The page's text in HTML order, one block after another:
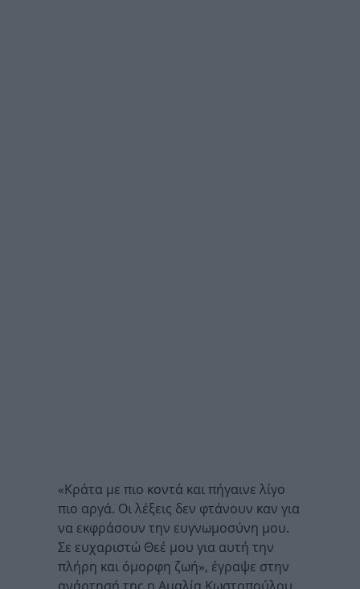
«Κράτα με πιο κοντά και πήγαινε λίγο
πιο αργά. Οι λέξεις δεν φτάνουν καν για
να εκφράσουν την ευγνωμοσύνη μου.
Σε ευχαριστώ Θεέ μου για αυτή την
πλήρη και όμορφη ζωή», έγραψε στην